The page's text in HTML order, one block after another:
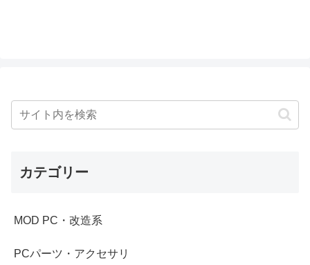
カテゴリー
MOD PC・改造系
PCパーツ・アクセサリ